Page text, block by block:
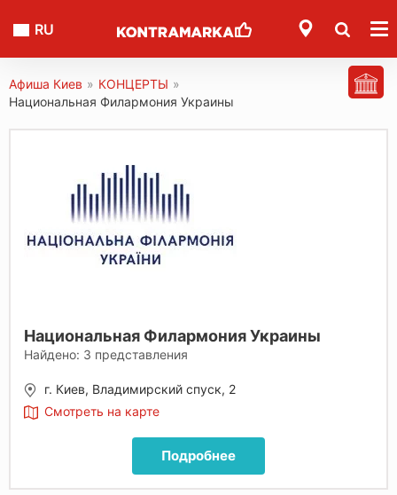
RU
Афиша Киев » КОНЦЕРТЫ »
Национальная Филармония Украины
Национальная Филармония Украины
Найдено: 3 представления
г. Киев, Владимирский спуск, 2
Смотреть на карте
Подробнее